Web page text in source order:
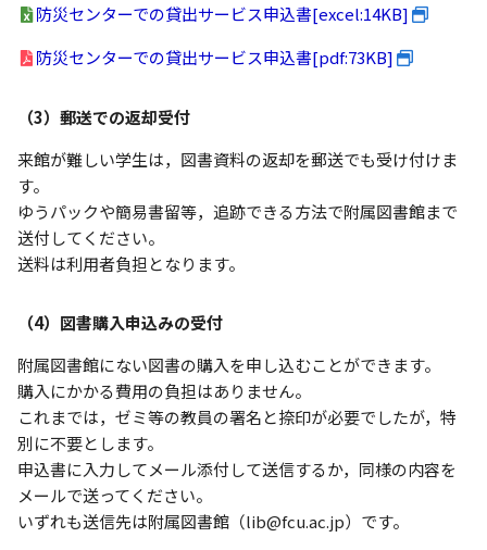
防災センターでの貸出サービス申込書[excel:14KB]
防災センターでの貸出サービス申込書[pdf:73KB]
（3）郵送での返却受付
来館が難しい学生は，図書資料の返却を郵送でも受け付けま
す。
ゆうパックや簡易書留等，追跡できる方法で附属図書館まで
送付してください。
送料は利用者負担となります。
（4）図書購入申込みの受付
附属図書館にない図書の購入を申し込むことができます。
購入にかかる費用の負担はありません。
これまでは，ゼミ等の教員の署名と捺印が必要でしたが，特
別に不要とします。
申込書に入力してメール添付して送信するか，同様の内容を
メールで送ってください。
いずれも送信先は附属図書館（lib@fcu.ac.jp）です。